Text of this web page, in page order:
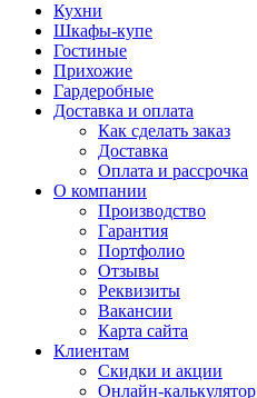
Кухни
Шкафы-купе
Гостиные
Прихожие
Гардеробные
Доставка и оплата
Как сделать заказ
Доставка
Оплата и рассрочка
О компании
Производство
Гарантия
Портфолио
Отзывы
Реквизиты
Вакансии
Карта сайта
Клиентам
Скидки и акции
Онлайн-калькулятор